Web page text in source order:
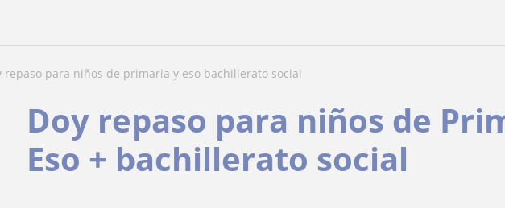
repaso para niños de primaria y eso bachillerato social
Doy repaso para niños de
Eso + bachillerato social